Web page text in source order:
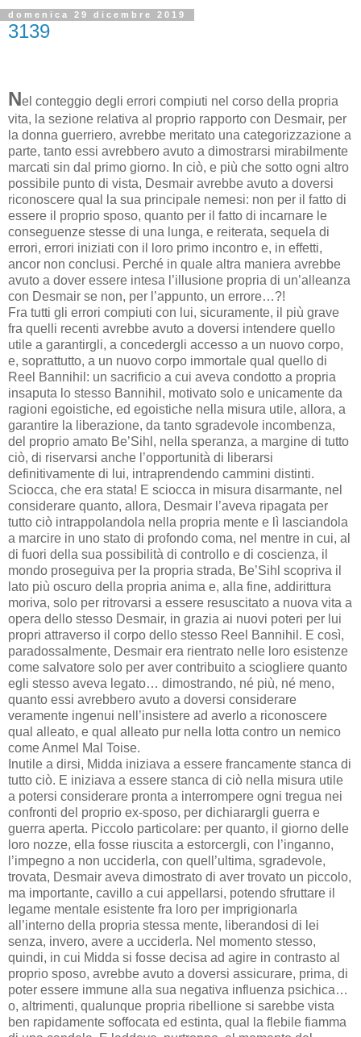
domenica 29 dicembre 2019
3139
Nel conteggio degli errori compiuti nel corso della propria
vita, la sezione relativa al proprio rapporto con Desmair, per
la donna guerriero, avrebbe meritato una categorizzazione a
parte, tanto essi avrebbero avuto a dimostrarsi mirabilmente
marcati sin dal primo giorno. In ciò, e più che sotto ogni altro
possibile punto di vista, Desmair avrebbe avuto a doversi
riconoscere qual la sua principale nemesi: non per il fatto di
essere il proprio sposo, quanto per il fatto di incarnare le
conseguenze stesse di una lunga, e reiterata, sequela di
errori, errori iniziati con il loro primo incontro e, in effetti,
ancor non conclusi. Perché in quale altra maniera avrebbe
avuto a dover essere intesa l’illusione propria di un’alleanza
con Desmair se non, per l’appunto, un errore…?!
Fra tutti gli errori compiuti con lui, sicuramente, il più grave
fra quelli recenti avrebbe avuto a doversi intendere quello
utile a garantirgli, a concedergli accesso a un nuovo corpo,
e, soprattutto, a un nuovo corpo immortale qual quello di
Reel Bannihil: un sacrificio a cui aveva condotto a propria
insaputa lo stesso Bannihil, motivato solo e unicamente da
ragioni egoistiche, ed egoistiche nella misura utile, allora, a
garantire la liberazione, da tanto sgradevole incombenza,
del proprio amato Be’Sihl, nella speranza, a margine di tutto
ciò, di riservarsi anche l’opportunità di liberarsi
definitivamente di lui, intraprendendo cammini distinti.
Sciocca, che era stata! E sciocca in misura disarmante, nel
considerare quanto, allora, Desmair l’aveva ripagata per
tutto ciò intrappolandola nella propria mente e lì lasciandola
a marcire in uno stato di profondo coma, nel mentre in cui, al
di fuori della sua possibilità di controllo e di coscienza, il
mondo proseguiva per la propria strada, Be’Sihl scopriva il
lato più oscuro della propria anima e, alla fine, addirittura
moriva, solo per ritrovarsi a essere resuscitato a nuova vita a
opera dello stesso Desmair, in grazia ai nuovi poteri per lui
propri attraverso il corpo dello stesso Reel Bannihil. E così,
paradossalmente, Desmair era rientrato nelle loro esistenze
come salvatore solo per aver contribuito a sciogliere quanto
egli stesso aveva legato… dimostrando, né più, né meno,
quanto essi avrebbero avuto a doversi considerare
veramente ingenui nell’insistere ad averlo a riconoscere
qual alleato, e qual alleato pur nella lotta contro un nemico
come Anmel Mal Toise.
Inutile a dirsi, Midda iniziava a essere francamente stanca di
tutto ciò. E iniziava a essere stanca di ciò nella misura utile
a potersi considerare pronta a interrompere ogni tregua nei
confronti del proprio ex-sposo, per dichiarargli guerra e
guerra aperta. Piccolo particolare: per quanto, il giorno delle
loro nozze, ella fosse riuscita a estorcergli, con l’inganno,
l’impegno a non ucciderla, con quell’ultima, sgradevole,
trovata, Desmair aveva dimostrato di aver trovato un piccolo,
ma importante, cavillo a cui appellarsi, potendo sfruttare il
legame mentale esistente fra loro per imprigionarla
all’interno della propria stessa mente, liberandosi di lei
senza, invero, avere a ucciderla. Nel momento stesso,
quindi, in cui Midda si fosse decisa ad agire in contrasto al
proprio sposo, avrebbe avuto a doversi assicurare, prima, di
poter essere immune alla sua negativa influenza psichica…
o, altrimenti, qualunque propria ribellione si sarebbe vista
ben rapidamente soffocata ed estinta, qual la flebile fiamma